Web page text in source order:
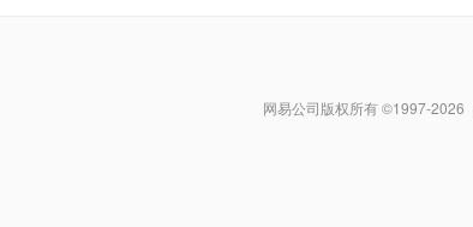
网易公司版权所有 ©1997-2026